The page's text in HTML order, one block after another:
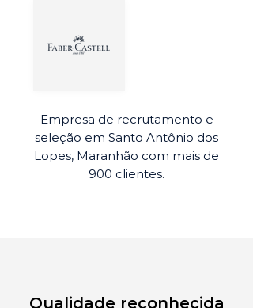
Empresa de recrutamento e
seleção em Santo Antônio dos
Lopes, Maranhão com mais de
900 clientes.
Qualidade reconhecida